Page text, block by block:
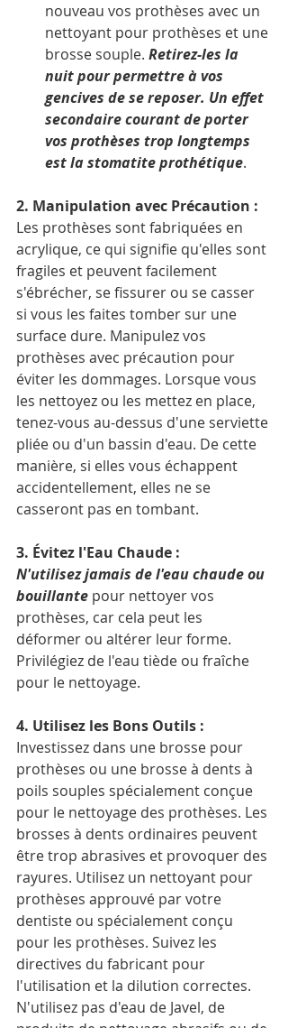
nouveau vos prothèses avec un
nettoyant pour prothèses et une
brosse souple. Retirez-les la
nuit pour permettre à vos
gencives de se reposer. Un effet
secondaire courant de porter
vos prothèses trop longtemps
est la stomatite prothétique.
2. Manipulation avec Précaution :
Les prothèses sont fabriquées en
acrylique, ce qui signifie qu'elles sont
fragiles et peuvent facilement
s'ébrécher, se fissurer ou se casser
si vous les faites tomber sur une
surface dure. Manipulez vos
prothèses avec précaution pour
éviter les dommages. Lorsque vous
les nettoyez ou les mettez en place,
tenez-vous au-dessus d'une serviette
pliée ou d'un bassin d'eau. De cette
manière, si elles vous échappent
accidentellement, elles ne se
casseront pas en tombant.
3. Évitez l'Eau Chaude :
N'utilisez jamais de l'eau chaude ou
bouillante pour nettoyer vos
prothèses, car cela peut les
déformer ou altérer leur forme.
Privilégiez de l'eau tiède ou fraîche
pour le nettoyage.
4. Utilisez les Bons Outils :
Investissez dans une brosse pour
prothèses ou une brosse à dents à
poils souples spécialement conçue
pour le nettoyage des prothèses. Les
brosses à dents ordinaires peuvent
être trop abrasives et provoquer des
rayures. Utilisez un nettoyant pour
prothèses approuvé par votre
dentiste ou spécialement conçu
pour les prothèses. Suivez les
directives du fabricant pour
l'utilisation et la dilution correctes.
N'utilisez pas d'eau de Javel, de